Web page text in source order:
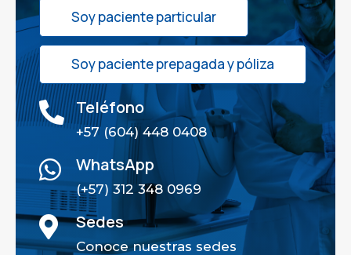
Soy paciente particular
Soy paciente prepagada y póliza
 Teléfono
+57 (604) 448 0408
 WhatsApp
(+57) 312 348 0969
 Sedes
Conoce nuestras sedes